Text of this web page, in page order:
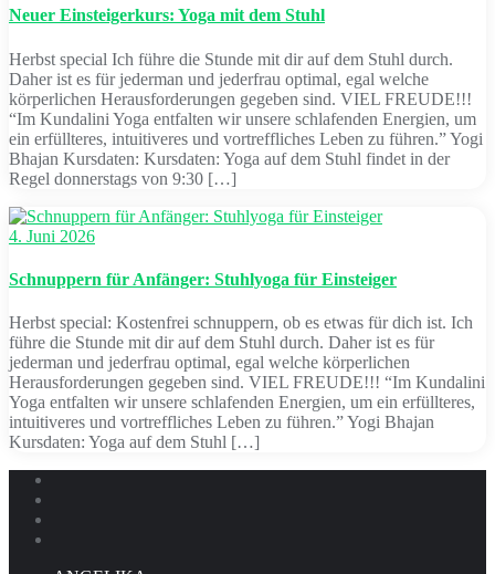
Neuer Einsteigerkurs: Yoga mit dem Stuhl
Herbst special Ich führe die Stunde mit dir auf dem Stuhl durch.
Daher ist es für jederman und jederfrau optimal, egal welche
körperlichen Herausforderungen gegeben sind. VIEL FREUDE!!!
“Im Kundalini Yoga entfalten wir unsere schlafenden Energien, um
ein erfüllteres, intuitiveres und vortreffliches Leben zu führen.” Yogi
Bhajan Kursdaten: Kursdaten: Yoga auf dem Stuhl findet in der
Regel donnerstags von 9:30 […]
4. Juni 2026
Schnuppern für Anfänger: Stuhlyoga für Einsteiger
Herbst special: Kostenfrei schnuppern, ob es etwas für dich ist. Ich
führe die Stunde mit dir auf dem Stuhl durch. Daher ist es für
jederman und jederfrau optimal, egal welche körperlichen
Herausforderungen gegeben sind. VIEL FREUDE!!! “Im Kundalini
Yoga entfalten wir unsere schlafenden Energien, um ein erfüllteres,
intuitiveres und vortreffliches Leben zu führen.” Yogi Bhajan
Kursdaten: Yoga auf dem Stuhl […]